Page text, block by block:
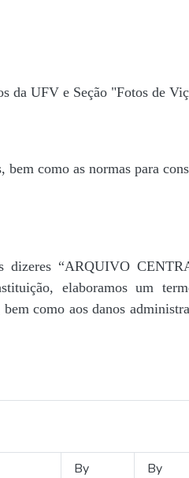
da UFV e Seção "Fotos de
bem como as normas para
dizeres “ARQUIVO
elaboramos um
como aos danos
By
By